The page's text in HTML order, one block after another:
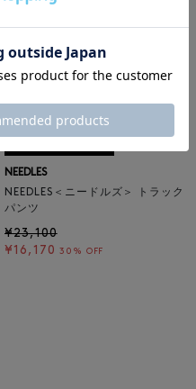
SALE SOLDOUT
NEEDLES
NEEDLES＜ニードルズ＞ トラック
パンツ
¥23,100
¥16,170 30% OFF